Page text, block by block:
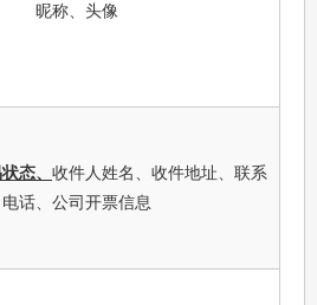
昵称、头像
态、 收件人姓名、收件地址、联系
电话、公司开票信息